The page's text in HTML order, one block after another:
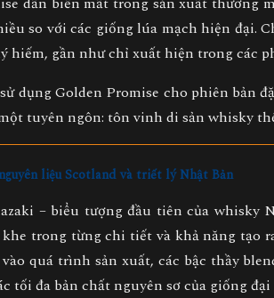
so với các giống lúa mạch hiện đại.
hiếm, gần như chỉ xuất hiện trong các
dụng Golden Promise cho phiên bản
tuyên ngôn: tôn vinh di sản whisky
liệu Scotland và triết lý Nhật Bản
– biểu tượng đầu tiên của whisky
trong từng chi tiết và khả năng tạo
quá trình sản xuất, các bậc thầy
tối đa bản chất nguyên sơ của giống đại